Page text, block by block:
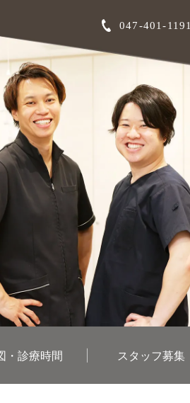
047-401-1191
・診療時間 スタッフ募集